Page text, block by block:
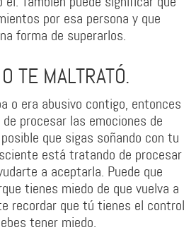
por esa persona y que
forma de superarlos.
TE MALTRATÓ.
o era abusivo contigo, entonces
procesar las emociones de
que sigas soñando con tu
está tratando de procesar
a aceptarla. Puede que
tienes miedo de que vuelva a
recordar que tú tienes el control
tener miedo.